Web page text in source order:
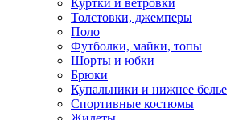
Куртки и ветровки
Толстовки, джемперы
Поло
Футболки, майки, топы
Шорты и юбки
Брюки
Купальники и нижнее белье
Спортивные костюмы